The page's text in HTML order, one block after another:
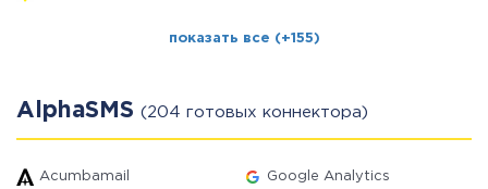
показать все (+155)
AlphaSMS (204 готовых коннектора)
Acumbamail Google Analytics